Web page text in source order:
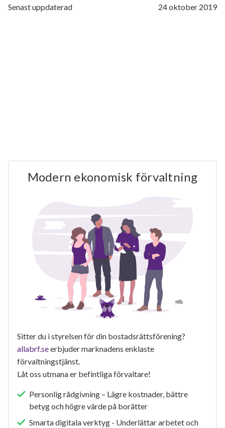
Senast uppdaterad 24 oktober 2019
Modern ekonomisk förvaltning
Sitter du i styrelsen för din bostadsrättsförening?
allabrf.seerbjuder marknadens enklaste
förvaltningstjänst.
Låt oss utmana er befintliga förvaltare!
Personlig rådgivning – Lägre kostnader, bättre
betyg och högre värde på borätter
Smarta digitala verktyg - Underlättar arbetet och